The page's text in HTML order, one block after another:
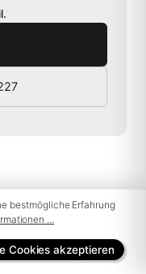
Teppiche
bestmögliche Erfahrung
...
Cookies akzeptieren